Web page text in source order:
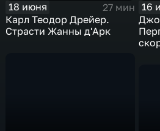
18 июня
27 мин
Карл Теодор Дрейер.
Страсти Жанны д'Арк
16